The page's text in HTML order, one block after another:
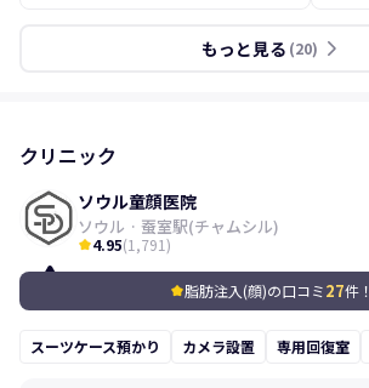
もっと見る (20) arrow_forward_ios
クリニック
ソウル童顔医院
ソウル · 蚕室駅(チャムシル)
kid_star4.95(1,791)
kid_star脂肪注入(顔)の口コミ27件！
スーツケース預かり カメラ設置 専用回復室